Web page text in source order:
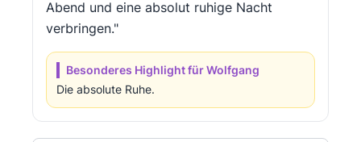
Abend und eine absolut ruhige Nacht
verbringen."
Besonderes Highlight für Wolfgang
Die absolute Ruhe.